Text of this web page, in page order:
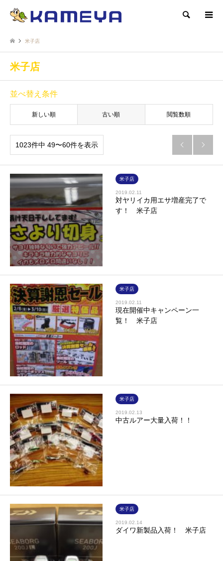
検索
米子店
米子店
並べ替え条件
新しい順 古い順 閲覧数順
1023件中 49〜60件を表示  
米子店
2019.02.11
対ヤリイカ用エサ増産完了で
す！ 米子店
米子店
2019.02.11
現在開催中キャンペーン一
覧！ 米子店
米子店
2019.02.13
中古ルアー大量入荷！！
米子店
2019.02.14
ダイワ新製品入荷！ 米子店